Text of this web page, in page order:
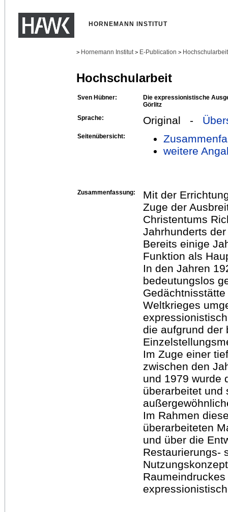
HORNEMANN INSTITUT
> Hornemann Institut > E-Publication >
Hochschularbeit
Sven Hübner:
Die expressionistische
Görlitz
Sprache:
Original -
Seitenübersicht:
weitere
Zusammenfassung:
Mit der
Zuge der
Christentums
Jahrhunderts
Bereits einige
Funktion als
In den Jahren
bedeutungslos
Weltkrieges
die aufgrund der
Im Zuge einer
zwischen den
und 1979 wurde
überarbeitet und
Im Rahmen
überarbeiteten
und über die
Restaurierungs-